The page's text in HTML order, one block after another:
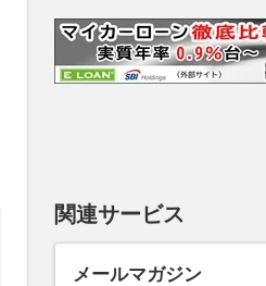
関連サービス
メールマガジン